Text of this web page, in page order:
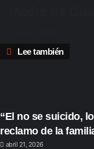
Lee también
Cerrar
“El no se suicido,
reclamo de la
abril 21, 2026